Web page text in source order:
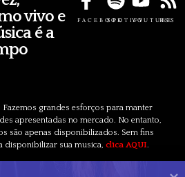
vivo e
é a
FACEBOOKSPOTIFYYOUTUBE
RSS
Fazemos grandes esforços para manter
apresentadas no mercado. No entanto,
são apenas disponibilizados. Sem fins
disponibilizar sua musica, clica AQUI.